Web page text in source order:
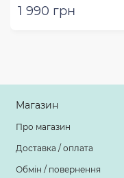
1 990 грн
Магазин
Про магазин
Доставка / оплата
Обмін / повернення